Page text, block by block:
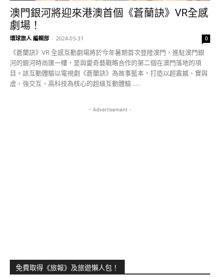
澳門銀河將迎來港澳首個《蒼蘭訣》VR全感
劇場！
環球旅人 編輯部 - 2024-05-31 0
《蒼蘭訣》VR 全感互動劇場將於今年暑期首次登陸澳門，進駐澳門銀
河的銀河時尚匯一樓，是與愛奇藝戰略合作的第二個在澳門落地的項
目。該互動體驗以電視劇《蒼蘭訣》為故事藍本，打造以超震撼、實與
虛、強交互、高科技為核心的超級互動體驗......
- Advertisement -
免費取得《旅報》及旅遊懶人包！